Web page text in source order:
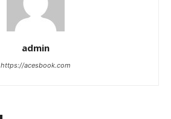
admin
https://acesbook.com